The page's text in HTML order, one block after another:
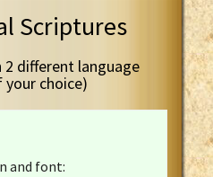
Scriptures
2 different language
choice)
and font: